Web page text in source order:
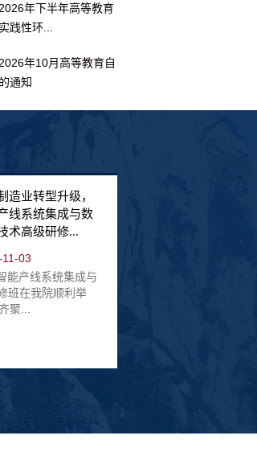
年下半年高等教育
践性环...
年10月高等教育自
通知
造业转型升级，
线系统集成与数
术高级研修...
03
能产线系统集成与
班在我院顺利举
聚...